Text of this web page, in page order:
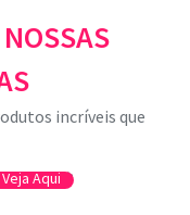
incríveis que
Veja Aqui